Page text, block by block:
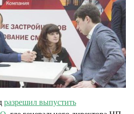
разрешил выпустить